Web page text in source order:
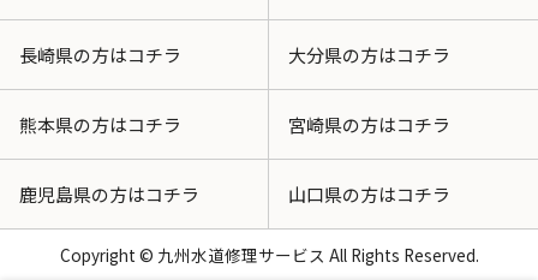
長崎県の方はコチラ 大分県の方はコチラ
熊本県の方はコチラ 宮崎県の方はコチラ
鹿児島県の方はコチラ 山口県の方はコチラ
Copyright © 九州水道修理サービス All Rights Reserved.